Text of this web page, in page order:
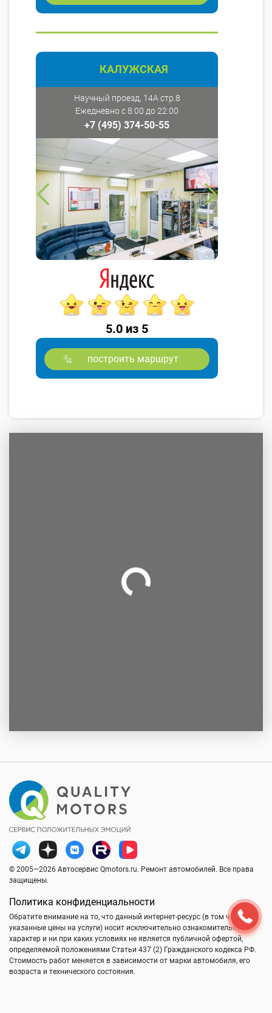
КАЛУЖСКАЯ
Научный проезд, 14А стр.8
Ежедневно с 8:00 до 22:00
+7 (495) 374-50-55
5.0 из 5
построить маршрут
© 2005—2026 Автосервис Qmotors.ru. Ремонт автомобилей. Все права
защищены.
Политика конфиденциальности
Обратите внимание на то, что данный интернет-ресурс (в том числе
указанные цены на услуги) носит исключительно ознакомительный
характер и ни при каких условиях не является публичной офертой,
определяемой положениями Статьи 437 (2) Гражданского кодекса РФ.
Стоимость работ меняется в зависимости от марки автомобиля, его
возраста и технического состояния.